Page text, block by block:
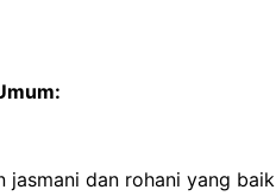
jasmani dan rohani yang baik